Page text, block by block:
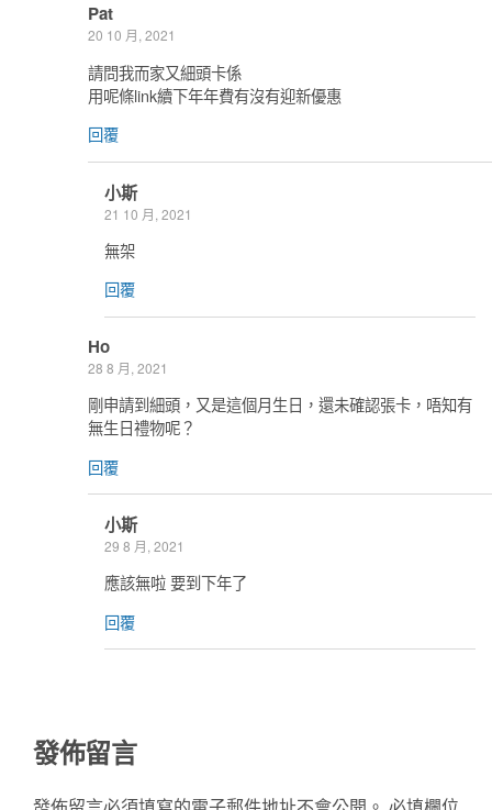
Pat
20 10 月, 2021
請問我而家又細頭卡係
用呢條link續下年年費有沒有迎新優惠
回覆
小斯
21 10 月, 2021
無架
回覆
Ho
28 8 月, 2021
剛申請到細頭，又是這個月生日，還未確認張卡，唔知有
無生日禮物呢？
回覆
小斯
29 8 月, 2021
應該無啦 要到下年了
回覆
發佈留言